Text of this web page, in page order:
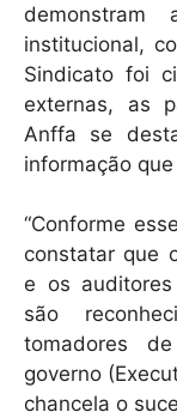
demonstram
institucional,
Sindicato foi
externas, as
Anffa se
informação
“Conforme
constatar que
e os
são
tomadores
governo
chancela o